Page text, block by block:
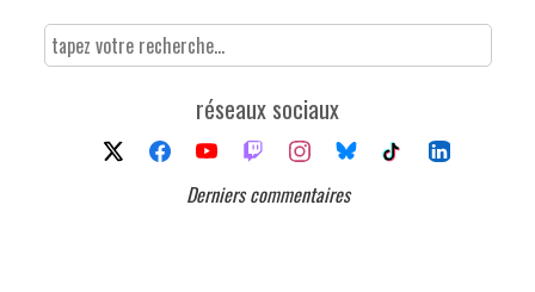
réseaux sociaux
Derniers commentaires